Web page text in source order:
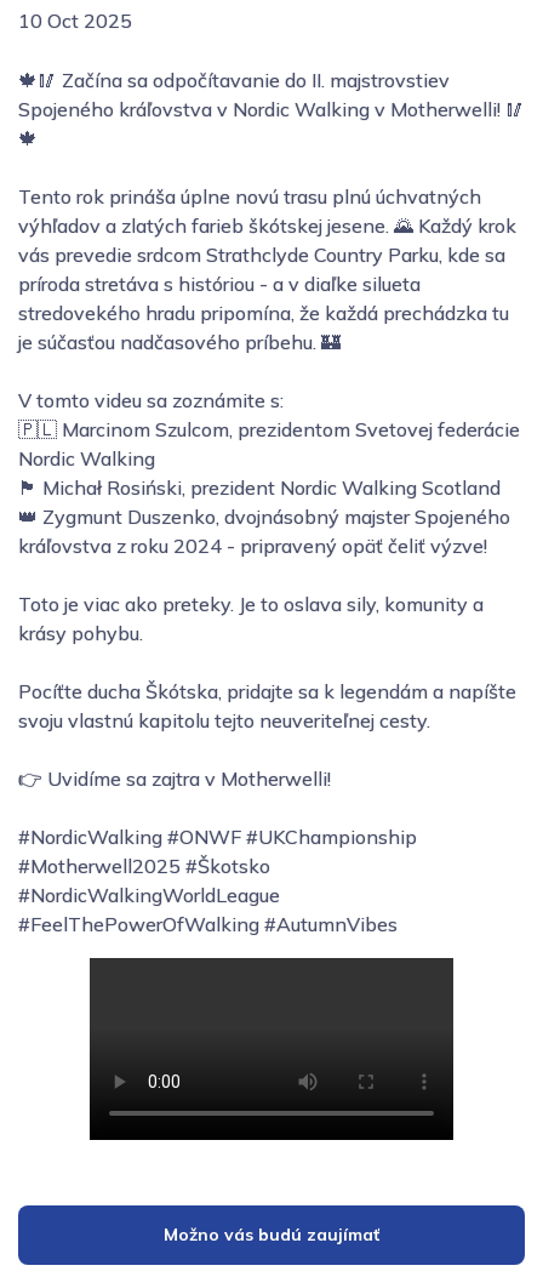
10 Oct 2025
🍁🥢 Začína sa odpočítavanie do II. majstrovstiev
Spojeného kráľovstva v Nordic Walking v Motherwelli! 🥢
🍁
Tento rok prináša úplne novú trasu plnú úchvatných
výhľadov a zlatých farieb škótskej jesene. 🌄 Každý krok
vás prevedie srdcom Strathclyde Country Parku, kde sa
príroda stretáva s históriou - a v diaľke silueta
stredovekého hradu pripomína, že každá prechádzka tu
je súčasťou nadčasového príbehu. 🏰
V tomto videu sa zoznámite s:
🇵🇱 Marcinom Szulcom, prezidentom Svetovej federácie
Nordic Walking
🏴 Michał Rosiński, prezident Nordic Walking Scotland
👑 Zygmunt Duszenko, dvojnásobný majster Spojeného
kráľovstva z roku 2024 - pripravený opäť čeliť výzve!
Toto je viac ako preteky. Je to oslava sily, komunity a
krásy pohybu.
Pocíťte ducha Škótska, pridajte sa k legendám a napíšte
svoju vlastnú kapitolu tejto neuveriteľnej cesty.
👉 Uvidíme sa zajtra v Motherwelli!
#NordicWalking #ONWF #UKChampionship
#Motherwell2025 #Škotsko
#NordicWalkingWorldLeague
#FeelThePowerOfWalking #AutumnVibes
Možno vás budú zaujímať